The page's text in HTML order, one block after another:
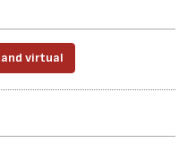
virtual